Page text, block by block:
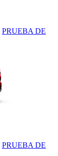
PRUEBA DE
PRUEBA DE